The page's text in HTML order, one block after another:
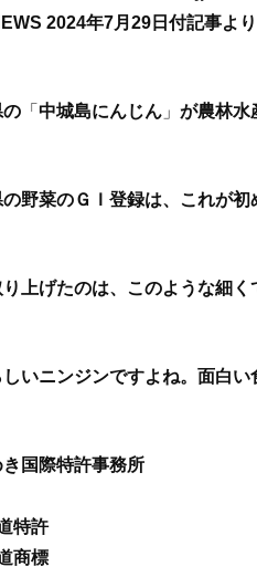
2024年7月29日付記事より
の 「 中城島にんじん 」 が農林水
野菜のＧＩ登録は、これが初
上げたのは、このような細
いニンジンですよね。面白い
き国際特許事務所
特許
商標